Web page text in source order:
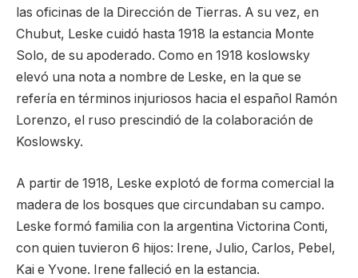
las oficinas de la Dirección de Tierras. A su vez, en
Chubut, Leske cuidó hasta 1918 la estancia Monte
Solo, de su apoderado. Como en 1918 koslowsky
elevó una nota a nombre de Leske, en la que se
refería en términos injuriosos hacia el español Ramón
Lorenzo, el ruso prescindió de la colaboración de
Koslowsky.
A partir de 1918, Leske explotó de forma comercial la
madera de los bosques que circundaban su campo.
Leske formó familia con la argentina Victorina Conti,
con quien tuvieron 6 hijos: Irene, Julio, Carlos, Pebel,
Kai e Yvone. Irene falleció en la estancia.